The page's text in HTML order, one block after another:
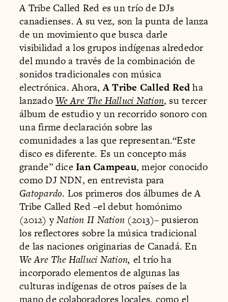
A Tribe Called Red es un trío de DJs
canadienses. A su vez, son la punta de lanza
de un movimiento que busca darle
visibilidad a los grupos indígenas alrededor
del mundo a través de la combinación de
sonidos tradicionales con música
electrónica. Ahora,A Tribe Called Redha
lanzadoWe Are The Halluci Nation, su tercer
álbum de estudio y un recorrido sonoro con
una firme declaración sobre las
comunidades a las que representan.“Este
disco es diferente. Es un concepto más
grande” diceIan Campeau, mejor conocido
como DJ NDN, en entrevista para
Gatopardo. Los primeros dos álbumes de A
Tribe Called Red –el debut homónimo
(2012) yNation II Nation (2013)– pusieron
los reflectores sobre la música tradicional
de las naciones originarias de Canadá. En
We Are The Halluci Nation, el trío ha
incorporado elementos de algunas las
culturas indígenas de otros países de la
mano de colaboradores locales, como el